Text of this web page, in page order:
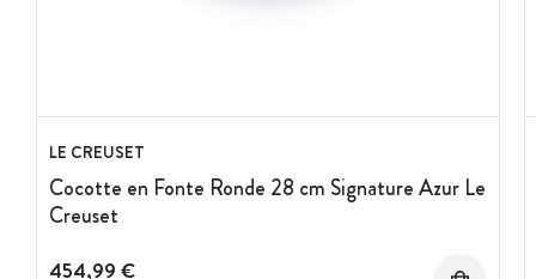
LE CREUSET
Cocotte en Fonte Ronde 28 cm Signature Azur Le
Creuset
454,99 €